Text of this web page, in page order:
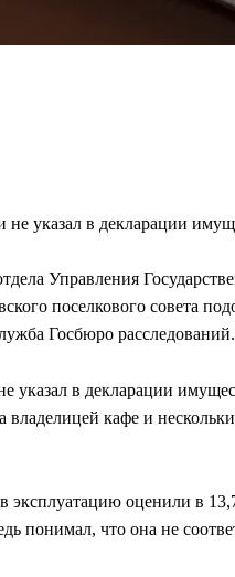
Управления
поселкового совета
Госбюро расследований.
указал в декларации
владелицей кафе и
эксплуатацию оценили в
понимал, что она не